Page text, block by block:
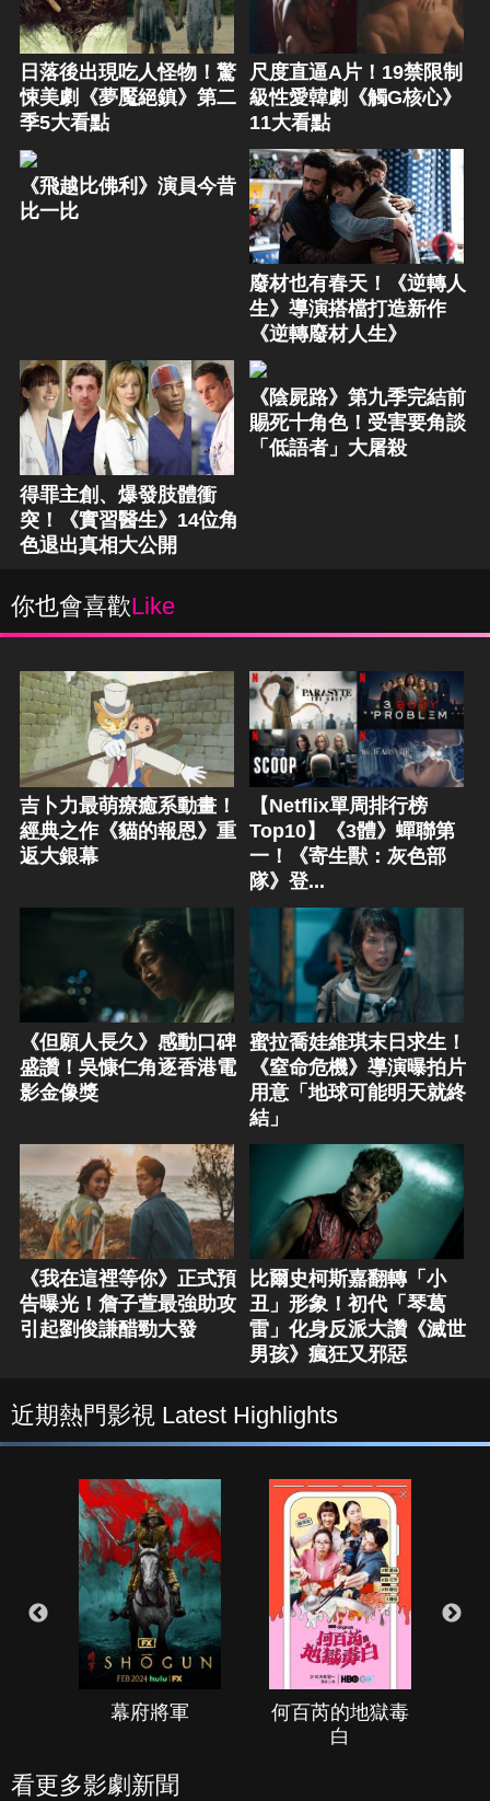
日落後出現吃人怪物！驚
悚美劇《夢魘絕鎮》第二
季5大看點
尺度直逼A片！19禁限制
級性愛韓劇《觸G核心》
11大看點
《飛越比佛利》演員今昔
比一比
廢材也有春天！《逆轉人
生》導演搭檔打造新作
《逆轉廢材人生》
得罪主創、爆發肢體衝
突！《實習醫生》14位角
色退出真相大公開
《陰屍路》第九季完結前
賜死十角色！受害要角談
「低語者」大屠殺
你也會喜歡Like
吉卜力最萌療癒系動畫！
經典之作《貓的報恩》重
返大銀幕
【Netflix單周排行榜
Top10】《3體》蟬聯第
一！《寄生獸：灰色部
隊》登...
《但願人長久》感動口碑
盛讚！吳慷仁角逐香港電
影金像獎
蜜拉喬娃維琪末日求生！
《窒命危機》導演曝拍片
用意「地球可能明天就終
結」
《我在這裡等你》正式預
告曝光！詹子萱最強助攻
引起劉俊謙醋勁大發
比爾史柯斯嘉翻轉「小
丑」形象！初代「琴葛
雷」化身反派大讚《滅世
男孩》瘋狂又邪惡
近期熱門影視 Latest Highlights
幕府將軍
何百芮的地獄毒
白
看更多影劇新聞